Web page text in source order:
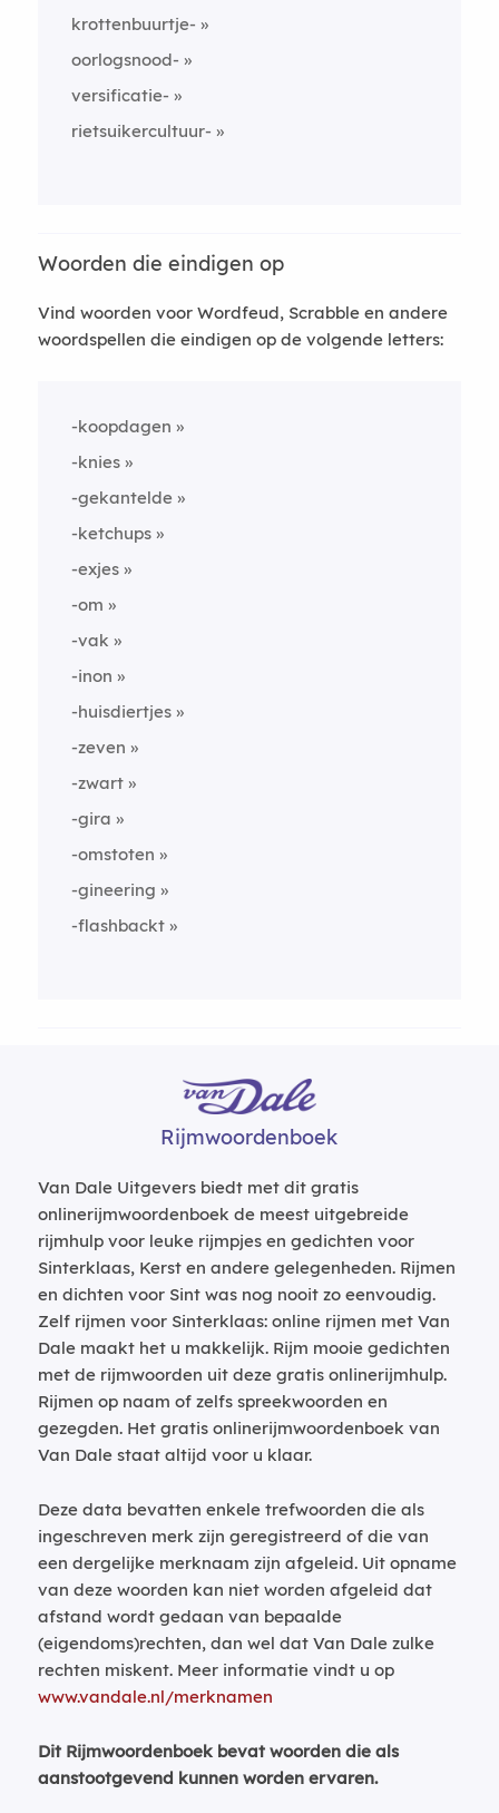
krottenbuurtje-
oorlogsnood-
versificatie-
rietsuikercultuur-
Woorden die eindigen op
Vind woorden voor Wordfeud, Scrabble en andere
woordspellen die eindigen op de volgende letters:
-koopdagen
-knies
-gekantelde
-ketchups
-exjes
-om
-vak
-inon
-huisdiertjes
-zeven
-zwart
-gira
-omstoten
-gineering
-flashbackt
Rijmwoordenboek
Van Dale Uitgevers biedt met dit gratis
onlinerijmwoordenboek de meest uitgebreide
rijmhulp voor leuke rijmpjes en gedichten voor
Sinterklaas, Kerst en andere gelegenheden. Rijmen
en dichten voor Sint was nog nooit zo eenvoudig.
Zelf rijmen voor Sinterklaas: online rijmen met Van
Dale maakt het u makkelijk. Rijm mooie gedichten
met de rijmwoorden uit deze gratis onlinerijmhulp.
Rijmen op naam of zelfs spreekwoorden en
gezegden. Het gratis onlinerijmwoordenboek van
Van Dale staat altijd voor u klaar.
Deze data bevatten enkele trefwoorden die als
ingeschreven merk zijn geregistreerd of die van
een dergelijke merknaam zijn afgeleid. Uit opname
van deze woorden kan niet worden afgeleid dat
afstand wordt gedaan van bepaalde
(eigendoms)rechten, dan wel dat Van Dale zulke
rechten miskent. Meer informatie vindt u op
www.vandale.nl/merknamen
Dit Rijmwoordenboek bevat woorden die als
aanstootgevend kunnen worden ervaren.